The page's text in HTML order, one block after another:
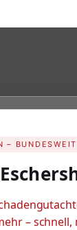
–
– schnell,